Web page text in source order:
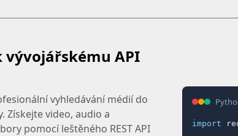
vývojářskému API
vyhledávání médií do
Získejte video, audio a
pomocí leštěného REST API
import